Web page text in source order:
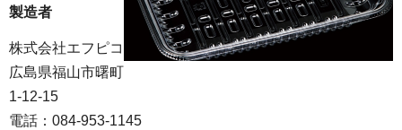
製造者
株式会社エフピコ
広島県福山市曙町
1-12-15
電話：084-953-1145